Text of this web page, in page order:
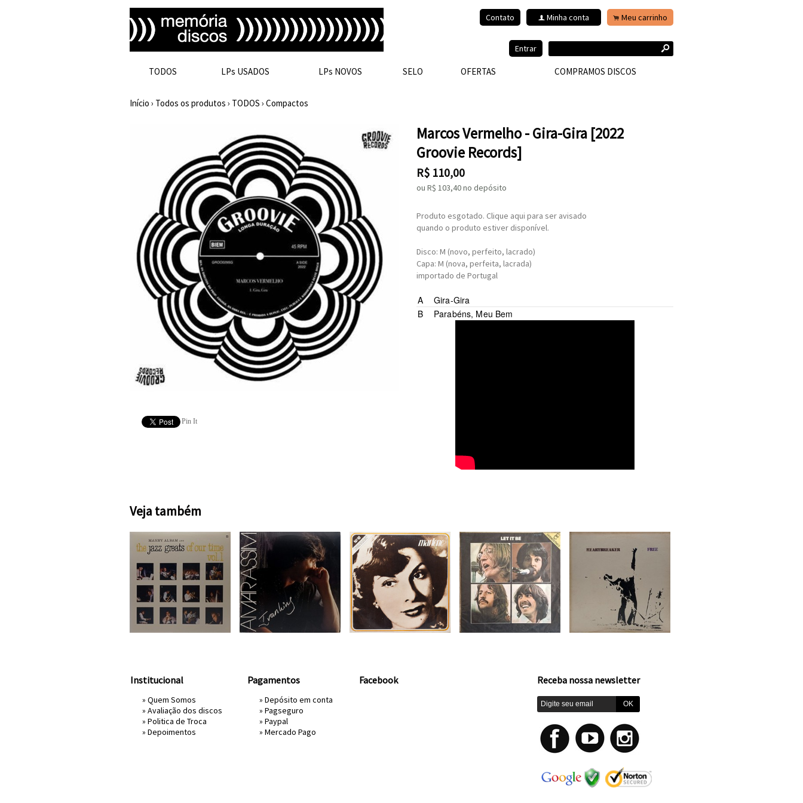
Contato f Minha conta . Meu carrinho
Entrar s
TODOS LPs USADOS LPs NOVOS SELO OFERTAS COMPRAMOS DISCOS
Início › Todos os produtos › TODOS › Compactos
Pin It
Marcos Vermelho - Gira-Gira [2022
Groovie Records]
R$ 110,00
ou R$ 103,40no depósito
Produto esgotado. Clique aqui para ser avisado
quando o produto estiver disponível.
Disco: M (novo, perfeito, lacrado)
Capa: M (nova, perfeita, lacrada)
importado de Portugal
A Gira-Gira
Composed By –
B Parabéns, Meu Bem
Veja também
Institucional
» Quem Somos
» Avaliação dos discos
» Politica de Troca
» Depoimentos
Pagamentos
» Depósito em conta
» Pagseguro
» Paypal
» Mercado Pago
Facebook Receba nossa newsletter